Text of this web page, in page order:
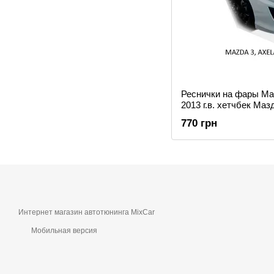
Реснички на фары
2013 г.в. хетчбек
770 грн
Интернет магазин автотюнинга MixCar
Мобильная версия